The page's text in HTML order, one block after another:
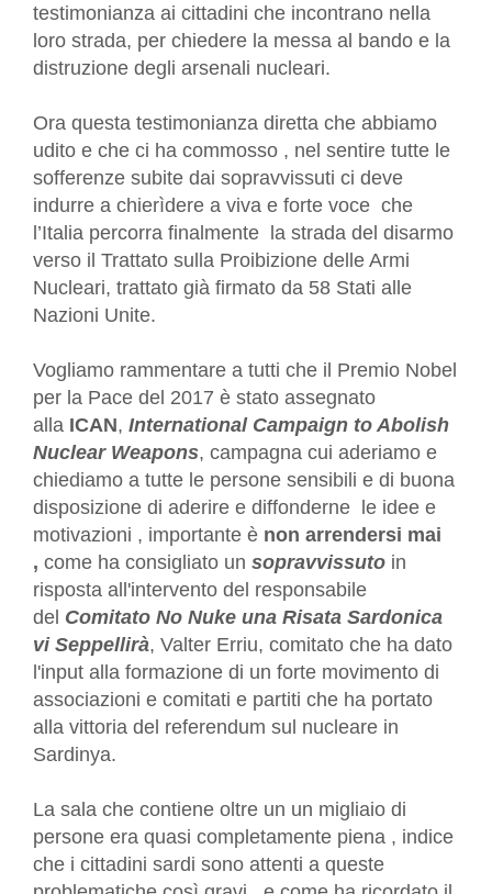
testimonianza ai cittadini che incontrano nella
loro strada, per chiedere la messa al bando e la
distruzione degli arsenali nucleari.
Ora questa testimonianza diretta che abbiamo
udito e che ci ha commosso , nel sentire tutte le
sofferenze subite dai sopravvissuti ci deve
indurre a chierìdere a viva e forte voce che
l’Italia percorra finalmente la strada del disarmo
verso il Trattato sulla Proibizione delle Armi
Nucleari, trattato già firmato da 58 Stati alle
Nazioni Unite.
Vogliamo rammentare a tutti che il Premio Nobel
per la Pace del 2017 è stato assegnato
alla ICAN, International Campaign to Abolish
Nuclear Weapons, campagna cui aderiamo e
chiediamo a tutte le persone sensibili e di buona
disposizione di aderire e diffonderne le idee e
motivazioni , importante è non arrendersi mai
, come ha consigliato un sopravvissuto in
risposta all'intervento del responsabile
del Comitato No Nuke una Risata Sardonica
vi Seppellirà, Valter Erriu, comitato che ha dato
l'input alla formazione di un forte movimento di
associazioni e comitati e partiti che ha portato
alla vittoria del referendum sul nucleare in
Sardinya.
La sala che contiene oltre un un migliaio di
persone era quasi completamente piena , indice
che i cittadini sardi sono attenti a queste